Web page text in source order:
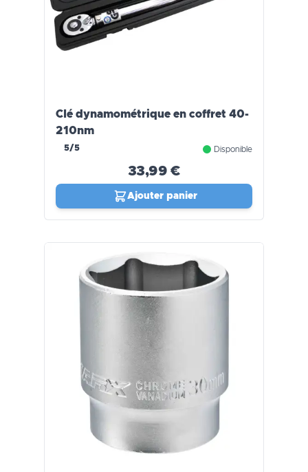
Clé dynamométrique en coffret 40-
210nm
5/5 Disponible
33,99 €
Ajouter panier